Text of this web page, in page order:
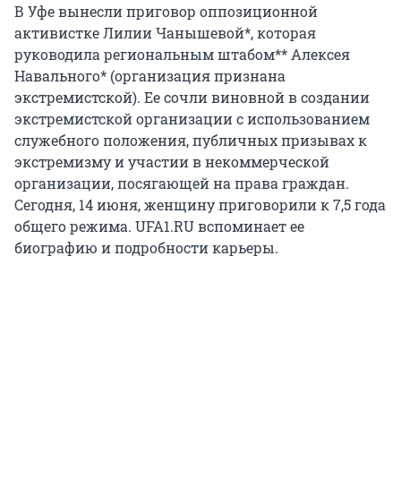
В Уфе вынесли приговор оппозиционной
активистке Лилии Чанышевой*, которая
руководила региональным штабом** Алексея
Навального* (организация признана
экстремистской). Ее сочли виновной в создании
экстремистской организации с использованием
служебного положения, публичных призывах к
экстремизму и участии в некоммерческой
организации, посягающей на права граждан.
Сегодня, 14 июня, женщину приговорили к 7,5 года
общего режима. UFA1.RU вспоминает ее
биографию и подробности карьеры.